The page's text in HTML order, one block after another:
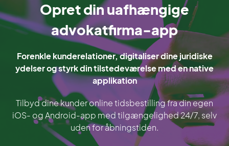
Opret din uafhængige
advokatfirma-app
Forenkle kunderelationer, digitaliser dine juridiske
ydelser og styrk din tilstedeværelse med en native
applikation
Tilbyd dine kunder online tidsbestilling fra din egen
iOS- og Android-app med tilgængelighed 24/7, selv
uden for åbningstiden.